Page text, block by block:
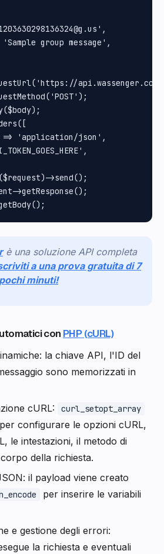
group message',
'application/json',
>send();
>getResponse();
è una soluzione API completa
a una prova gratuita di 7
minuti!
con PHP (cURL)
la chiave API, l'ID del
sono memorizzati in
cURL:
curl_setopt_array
configurare le opzioni cURL,
le intestazioni, il metodo di
della richiesta.
il payload viene creato
per inserire le variabili
e gestione degli errori:
la richiesta e eventuali